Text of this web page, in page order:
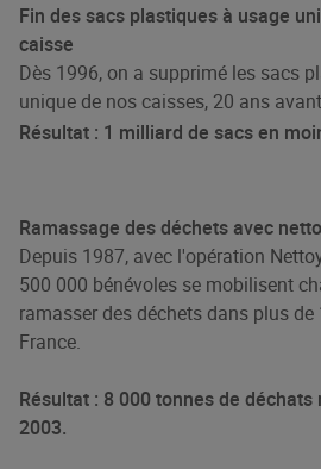
Fin des sacs plastiques à usage
caisse
Dès 1996, on a supprimé les sacs
unique de nos caisses, 20 ans
Résultat : 1 milliard de sacs en
Ramassage des déchets avec
Depuis 1987, avec l'opération
500 000 bénévoles se mobilisent
ramasser des déchets dans plus
France.
Résultat : 8 000 tonnes de
2003.